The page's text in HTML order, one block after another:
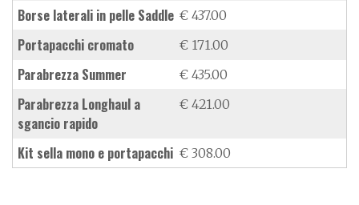
borse laterali in pelle Saddle € 437.00
portapacchi cromato € 171.00
parabrezza Summer € 435.00
parabrezza Longhaul a
sgancio rapido
€ 421.00
kit sella mono e portapacchi € 308.00